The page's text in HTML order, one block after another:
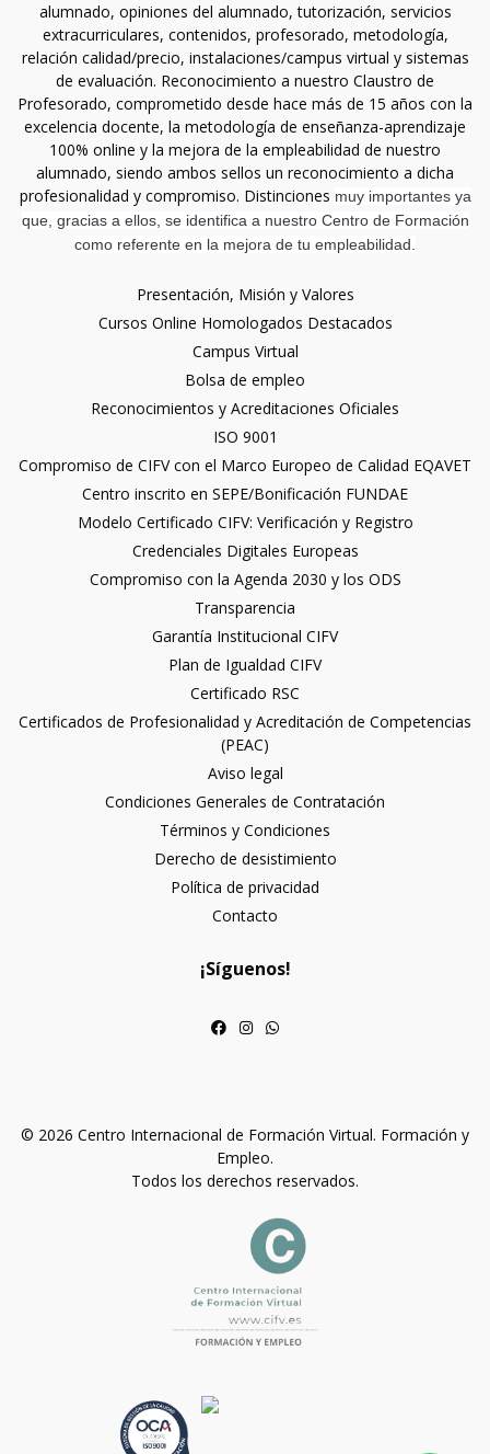
alumnado, opiniones del alumnado, tutorización, servicios
extracurriculares, contenidos, profesorado, metodología,
relación calidad/precio, instalaciones/campus virtual y sistemas
de evaluación. Reconocimiento a nuestro Claustro de
Profesorado, comprometido desde hace más de 15 años con la
excelencia docente, la metodología de enseñanza-aprendizaje
100% online y la mejora de la empleabilidad de nuestro
alumnado, siendo ambos sellos un reconocimiento a dicha
profesionalidad y compromiso. Distinciones muy importantes ya
que, gracias a ellos, se identifica a nuestro Centro de Formación
como referente en la mejora de tu empleabilidad.
Presentación, Misión y Valores
Cursos Online Homologados Destacados
Campus Virtual
Bolsa de empleo
Reconocimientos y Acreditaciones Oficiales
ISO 9001
Compromiso de CIFV con el Marco Europeo de Calidad EQAVET
Centro inscrito en SEPE/Bonificación FUNDAE
Modelo Certificado CIFV: Verificación y Registro
Credenciales Digitales Europeas
Compromiso con la Agenda 2030 y los ODS
Transparencia
Garantía Institucional CIFV
Plan de Igualdad CIFV
Certificado RSC
Certificados de Profesionalidad y Acreditación de Competencias
(PEAC)
Aviso legal
Condiciones Generales de Contratación
Términos y Condiciones
Derecho de desistimiento
Política de privacidad
Contacto
¡Síguenos!
© 2026 Centro Internacional de Formación Virtual. Formación y
Empleo.
Todos los derechos reservados.